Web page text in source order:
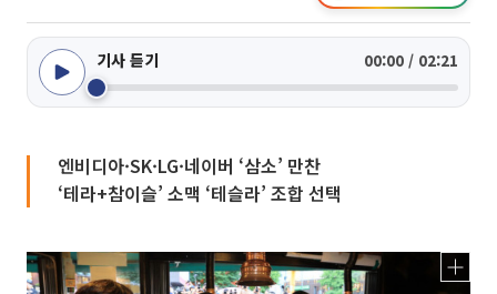
기사 듣기 00:00 / 02:21
엔비디아·SK·LG·네이버 ‘삼소’ 만찬
‘테라+참이슬’ 소맥 ‘테슬라’ 조합 선택